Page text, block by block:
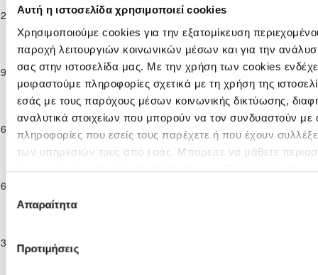
Αυτή η ιστοσελίδα χρησιμοποιεί cookies
Χρησιμοποιούμε cookies για την εξατομίκευση
παροχή λειτουργιών κοινωνικών μέσων και για την
σας στην ιστοσελίδα μας. Με την χρήση των cookies
μοιραστούμε πληροφορίες σχετικά με τη χρήση της
εσάς με τους παρόχους μέσων κοινωνικής δικτύωσης,
αναλυτικά στοιχείων που μπορούν να τον συνδυαστούν με
πληροφορίες που εσείς τους παρέχετε ή που έχουν
των υπηρεσιών τους από εσάς. Μπορείτε να μάθετε
Επιλογή
συγκατάθεσης
Απαραίτητα
Προτιμήσεις
12-2023
Κατηγορία
Κ-17
ΣΑΛΑΜΙΝΑ
ΑΜΜΟΧΩΣΤΟΥ
3 2ΑΝΟΡΘΩΣΗ
12-2023
Ανώτατη
Κατηγορία
Παίδων
Κ-17
ΕΝΩΣΗ ΝΕΩΝ
ΠΑΡΑΛΙΜΝΙΟΥ2 1ΑΝΟΡΘΩΣΗ
ΑΜΜΟΧΩΣΤΟΥ
94'
12-2023
Ανώτατη
Κατηγορία
Παίδων
Κ-17
ΑΝΟΡΘΩΣΗ
ΑΜΜΟΧΩΣΤΟΥ
ΑΕΛ ΛΕΜΕΣΟΥ 81'
01-2024
Κ-17
01-2024
Παίδων